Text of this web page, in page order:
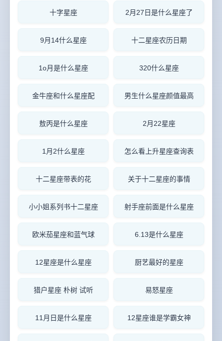
十字星座 2月27日是什么星座了
9月14什么星座 十二星座农历日期
1o月是什么星座 320什么星座
金牛座和什么星座配 男生什么星座颜值最高
敖丙是什么星座 2月22星座
1月2什么星座 怎么看上升星座查询表
十二星座带表的花 关于十二星座的事情
小小姐系列书十二星座 射手座前面是什么星座
欧米茄星座和蓝气球 6.13是什么星座
12星座是什么星座 厨艺最好的星座
猎户星座 朴树 试听 易怒星座
11月日是什么星座 12星座谁是学霸女神